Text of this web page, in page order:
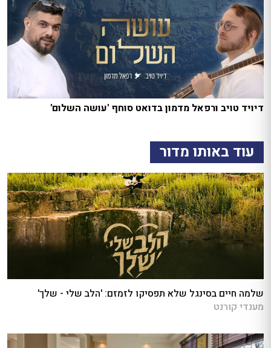
דיויד טויב ורפאל מדמון בדואט סוחף 'עושה השלום'
עוד באותו מדור
שלמה חיים בסינגל שלא תפסיקו לזמזם: 'הלב שלי - שלך'
מענדי קורנט